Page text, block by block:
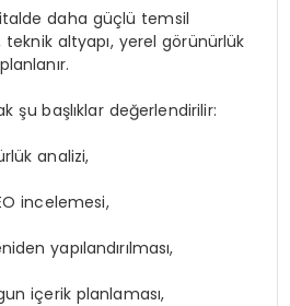
daha güçlü temsil
altyapı, yerel görünürlük
şu başlıklar değerlendirilir:
analizi,
incelemesi,
yapılandırılması,
içerik planlaması,